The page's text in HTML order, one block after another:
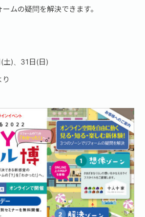
ムの疑問を解決できます。
)、31日(日)